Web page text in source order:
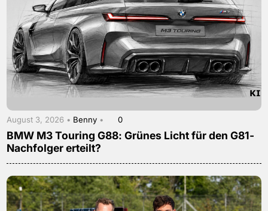
August 3, 2026 • Benny • 0
BMW M3 Touring G88: Grünes Licht für den G81-
Nachfolger erteilt?